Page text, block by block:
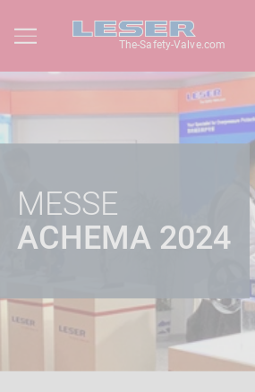
The-Safety-Valve.com
MESSE
ACHEMA 2024